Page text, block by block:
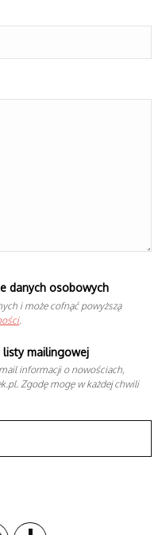
danych osobowych
i może cofnąć powyższą
.
listy mailingowej
informacji o nowościach,
Zgodę mogę w każdej chwili